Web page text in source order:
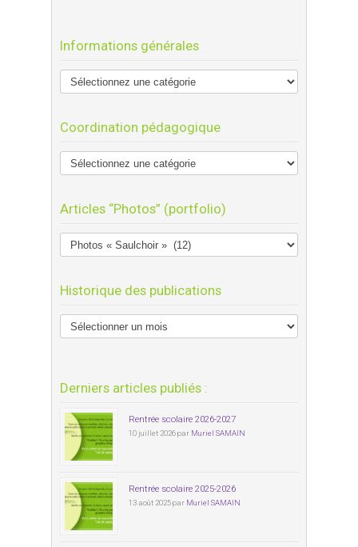
Informations générales
Coordination pédagogique
Articles “Photos” (portfolio)
Historique des publications
Derniers articles publiés :
Rentrée scolaire 2026-2027
10 juillet 2026 par Muriel SAMAIN
Rentrée scolaire 2025-2026
13 août 2025 par Muriel SAMAIN